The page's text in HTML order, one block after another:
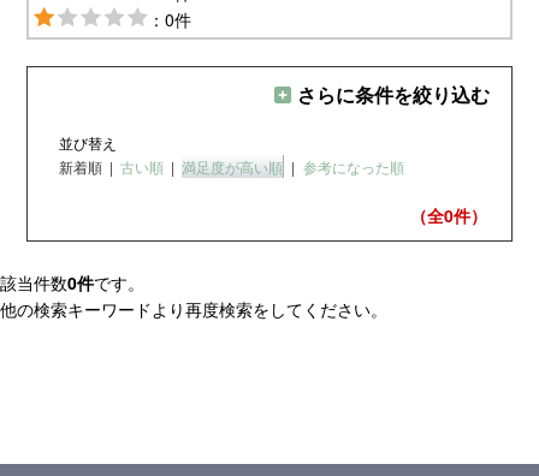
：0件
さらに条件を絞り込む
並び替え
新着順 | 古い順 | 満足度が高い順 | 参考になった順
（全0件）
該当件数0件です。
他の検索キーワードより再度検索をしてください。